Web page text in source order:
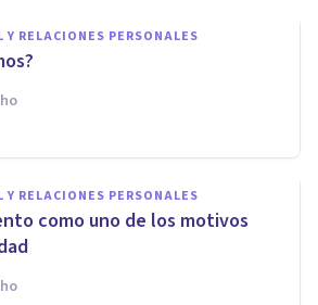
RELACIONES PERSONALES
RELACIONES PERSONALES
como uno de los motivos
una relación
por una